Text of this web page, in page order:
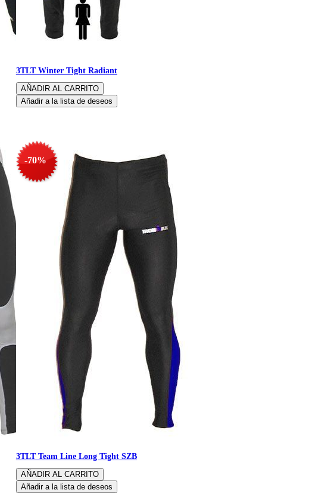
3TLT Winter Tight Radiant
-70%
3TLT Team Line Long Tight SZB